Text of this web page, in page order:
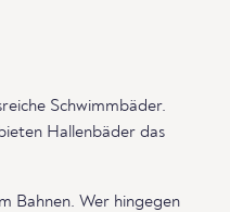
Schwimmbäder.
Hallenbäder das
Bahnen. Wer hingegen